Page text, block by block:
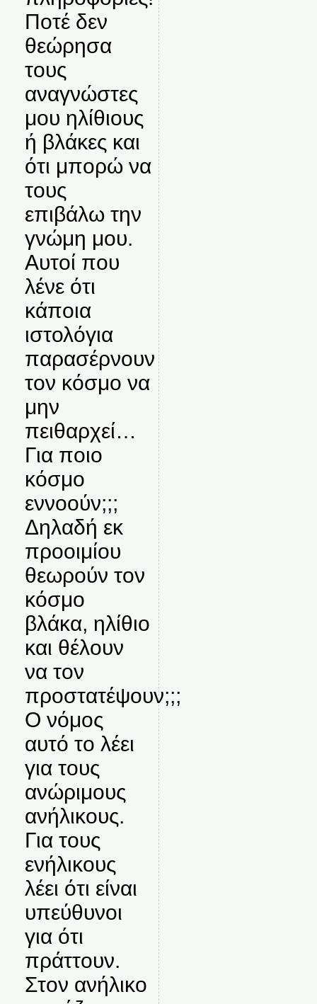
Ποτέ δεν
θεώρησα
τους
αναγνώστες
μου ηλίθιους
ή βλάκες και
ότι μπορώ να
τους
επιβάλω την
γνώμη μου.
Αυτοί που
λένε ότι
κάποια
ιστολόγια
παρασέρνουν
τον κόσμο να
μην
πειθαρχεί…
Για ποιο
κόσμο
εννοούν;;;
Δηλαδή εκ
προοιμίου
θεωρούν τον
κόσμο
βλάκα, ηλίθιο
και θέλουν
να τον
προστατέψουν;;;
Ο νόμος
αυτό το λέει
για τους
ανώριμους
ανήλικους.
Για τους
ενήλικους
λέει ότι είναι
υπεύθυνοι
για ότι
πράττουν.
Στον ανήλικο